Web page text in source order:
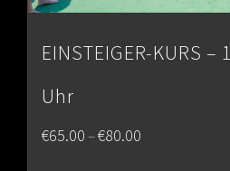
EINSTEIGER-KURS
Uhr
€65.00–€80.00